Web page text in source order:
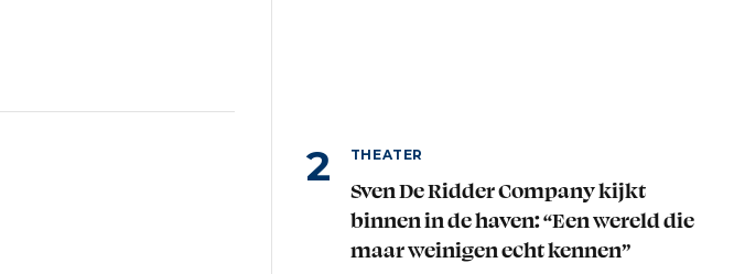
THEATER
Sven De Ridder Company kijkt
binnen in de haven: “Een wereld die
maar weinigen echt kennen”